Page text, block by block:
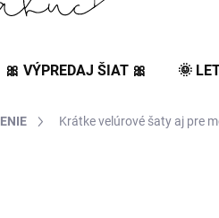
🎀 VÝPREDAJ ŠIAT 🎀 🌞
Krátke velúrové šaty aj pre